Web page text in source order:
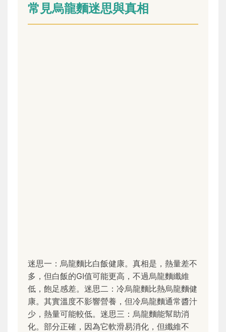
常見烏龍麵迷思與真相
迷思一：烏龍麵比白飯健康。真相是，熱量差不
多，但白飯的GI值可能更高，不過烏龍麵纖維
低，飽足感差。迷思二：冷烏龍麵比熱烏龍麵健
康。其實溫度不影響營養，但冷烏龍麵通常醬汁
少，熱量可能較低。迷思三：烏龍麵能幫助消
化。部分正確，因為它軟滑易消化，但纖維不